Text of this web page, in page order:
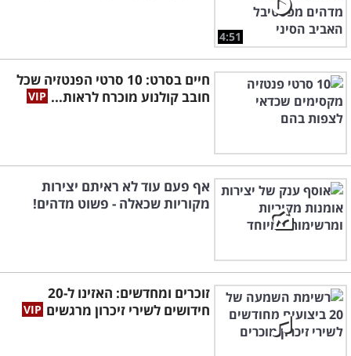
4:51
חיים בסרט: 10 סרטי הפנטזיה שכל
חובב קולנוע מוכרח לראות...
אף פעם עוד לא ראיתם יצירות
מקוריות שכאלה - פשוט מדהים!
זוכרים ומחדשים: האזינו ל-20
חידושים לשירי זיכרון מרגשים